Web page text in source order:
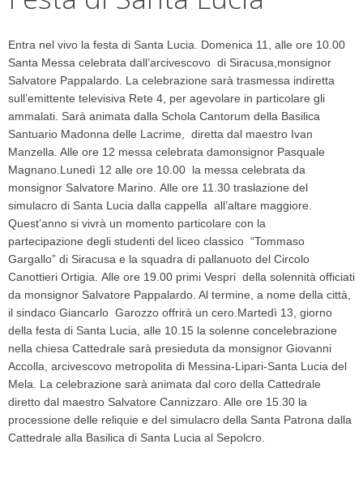
Entra nel vivo la festa di Santa Lucia. Domenica 11, alle ore 10.00
Santa Messa celebrata dall’arcivescovo di Siracusa,monsignor
Salvatore Pappalardo. La celebrazione sarà trasmessa indiretta
sull’emittente televisiva Rete 4, per agevolare in particolare gli
ammalati. Sarà animata dalla Schola Cantorum della Basilica
Santuario Madonna delle Lacrime, diretta dal maestro Ivan
Manzella. Alle ore 12 messa celebrata damonsignor Pasquale
Magnano.Lunedì 12 alle ore 10.00 la messa celebrata da
monsignor Salvatore Marino. Alle ore 11.30 traslazione del
simulacro di Santa Lucia dalla cappella all’altare maggiore.
Quest’anno si vivrà un momento particolare con la
partecipazione degli studenti del liceo classico “Tommaso
Gargallo” di Siracusa e la squadra di pallanuoto del Circolo
Canottieri Ortigia. Alle ore 19.00 primi Vespri della solennità officiati
da monsignor Salvatore Pappalardo. Al termine, a nome della città,
il sindaco Giancarlo Garozzo offrirà un cero.Martedì 13, giorno
della festa di Santa Lucia, alle 10.15 la solenne concelebrazione
nella chiesa Cattedrale sarà presieduta da monsignor Giovanni
Accolla, arcivescovo metropolita di Messina-Lipari-Santa Lucia del
Mela. La celebrazione sarà animata dal coro della Cattedrale
diretto dal maestro Salvatore Cannizzaro. Alle ore 15.30 la
processione delle reliquie e del simulacro della Santa Patrona dalla
Cattedrale alla Basilica di Santa Lucia al Sepolcro.